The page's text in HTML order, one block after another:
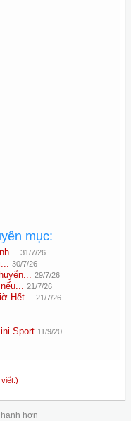
mục:
31/7/26
30/7/26
29/7/26
21/7/26
Hết... 21/7/26
Sport 11/9/20
hơn